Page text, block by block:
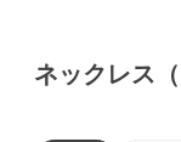
ネックレス